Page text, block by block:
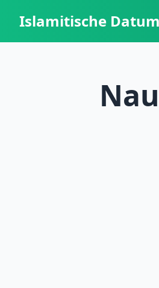
Islamitische